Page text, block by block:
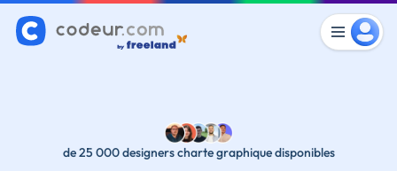
de 25 000 designers charte graphique disponibles